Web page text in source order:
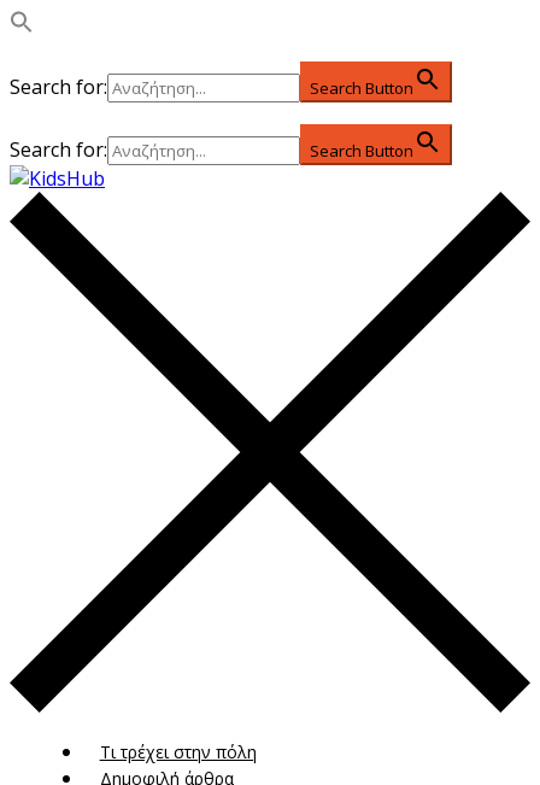
Search for: Search Button
Search for: Search Button
Τι τρέχει στην πόλη
Δημοφιλή άρθρα